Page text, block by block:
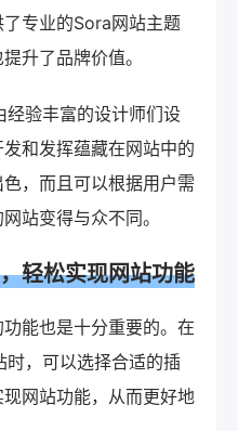
专业的Sora网站主题
升了品牌价值。
验丰富的设计师们设
和发挥蕴藏在网站中的
，而且可以根据用户需
站变得与众不同。
轻松实现网站功能
能也是十分重要的。在
，可以选择合适的插
网站功能，从而更好地